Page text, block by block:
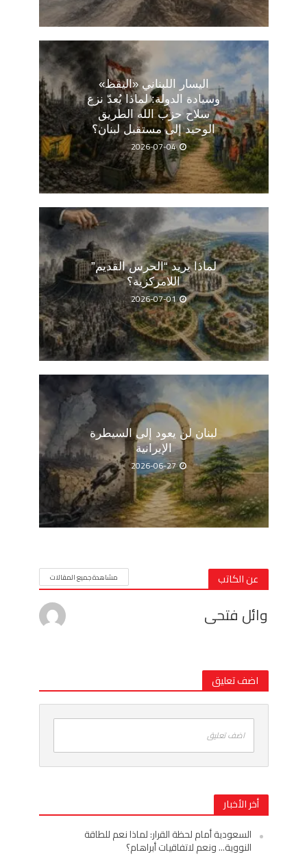
اليسار اللبناني «اليقظ»
وسيادة الدولة: لماذا يُعدّ نزع
سلاح حزب الله الطريق
الوحيد إلى مستقبل لبنان؟
2026-07-04
لماذا يريد “الحرس القديم”
اللامركزية؟
2026-07-01
لبنان لن يعود إلى السيطرة
الإيرانية
2026-06-27
عن الكاتب مشاهدة جميع المقالات
وائل فتحى
اضف تعليق
اضف تعليق
أخر الأخبار
السعودية أمام لحظة القرار: لماذا نعم للطاقة
النووية… ونعم لاتفاقيات أبراهام؟